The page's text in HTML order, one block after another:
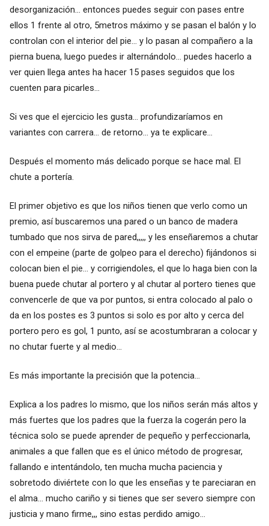
desorganización... entonces puedes seguir con pases entre
ellos 1 frente al otro, 5metros máximo y se pasan el balón y lo
controlan con el interior del pie... y lo pasan al compañero a la
pierna buena, luego puedes ir alternándolo... puedes hacerlo a
ver quien llega antes ha hacer 15 pases seguidos que los
cuenten para picarles...
Si ves que el ejercicio les gusta... profundizaríamos en
variantes con carrera... de retorno... ya te explicare...
Después el momento más delicado porque se hace mal. El
chute a portería.
El primer objetivo es que los niños tienen que verlo como un
premio, así buscaremos una pared o un banco de madera
tumbado que nos sirva de pared,,,,, y les enseñaremos a chutar
con el empeine (parte de golpeo para el derecho) fijándonos si
colocan bien el pie... y corrigiendoles, el que lo haga bien con la
buena puede chutar al portero y al chutar al portero tienes que
convencerle de que va por puntos, si entra colocado al palo o
da en los postes es 3 puntos si solo es por alto y cerca del
portero pero es gol, 1 punto, así se acostumbraran a colocar y
no chutar fuerte y al medio...
Es más importante la precisión que la potencia...
Explica a los padres lo mismo, que los niños serán más altos y
más fuertes que los padres que la fuerza la cogerán pero la
técnica solo se puede aprender de pequeño y perfeccionarla,
animales a que fallen que es el único método de progresar,
fallando e intentándolo, ten mucha mucha paciencia y
sobretodo diviértete con lo que les enseñas y te pareciaran en
el alma... mucho cariño y si tienes que ser severo siempre con
justicia y mano firme,,, sino estas perdido amigo...